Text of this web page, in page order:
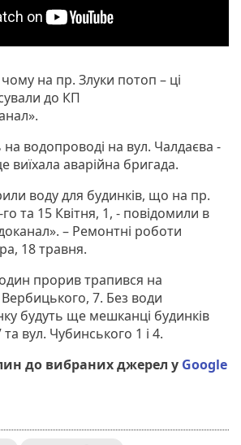
на пр. Злуки потоп – ці
до КП
на водопроводі на вул. Чалдаєва -
виїхала аварійна бригада.
воду для будинків, що на пр.
та 15 Квітня, 1, - повідомили в
– Ремонтні роботи
18 травня.
прорив трапився на
7. Без води
будуть ще мешканці будинків
вул. Чубинського 1 і 4.
до вибраних джерел у Google